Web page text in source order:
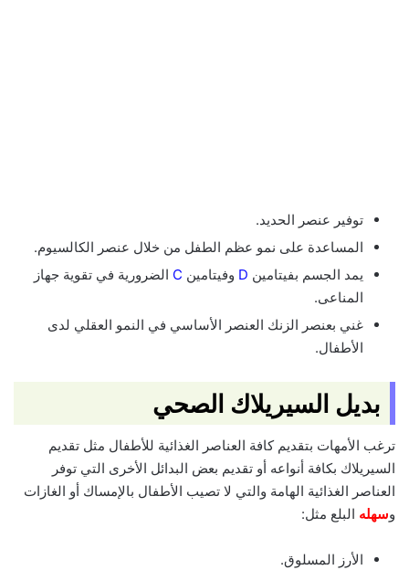
توفير عنصر الحديد.
المساعدة على نمو عظم الطفل من خلال عنصر الكالسيوم.
يمد الجسم بفيتامين D وفيتامين C الضرورية في تقوية جهاز
المناعى.
غني بعنصر الزنك العنصر الأساسي في النمو العقلي لدى
الأطفال.
بديل السيريلاك الصحي
ترغب الأمهات بتقديم كافة العناصر الغذائية للأطفال مثل تقديم
السيريلاك بكافة أنواعه أو تقديم بعض البدائل الأخرى التي توفر
العناصر الغذائية الهامة والتي لا تصيب الأطفال بالإمساك أو الغازات
وسهله البلع مثل:
الأرز المسلوق.